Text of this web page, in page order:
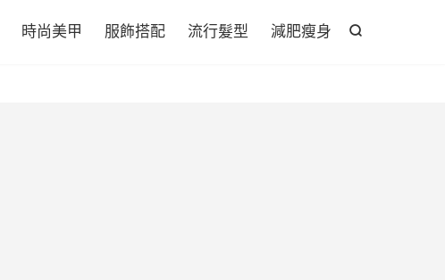

時尚美甲 服飾搭配 流行髮型 減肥瘦身